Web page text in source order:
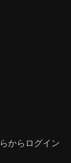
からログイン